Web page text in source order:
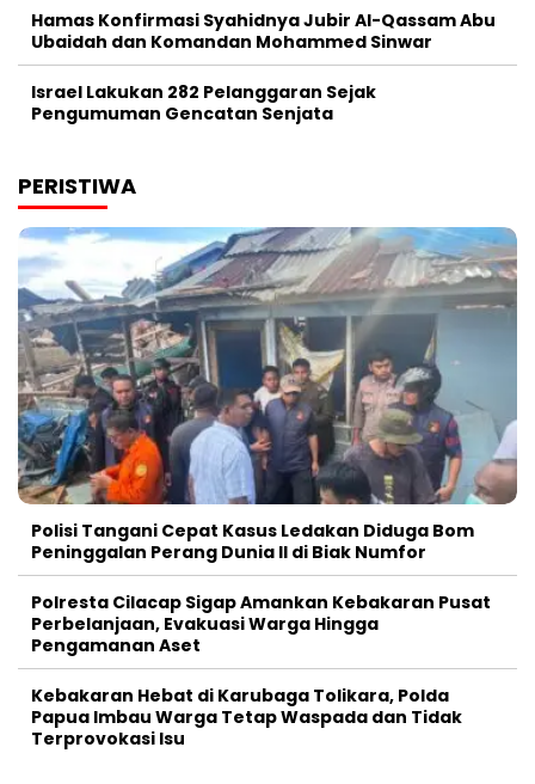
Hamas Konfirmasi Syahidnya Jubir Al-Qassam Abu
Ubaidah dan Komandan Mohammed Sinwar
Israel Lakukan 282 Pelanggaran Sejak
Pengumuman Gencatan Senjata
PERISTIWA
Polisi Tangani Cepat Kasus Ledakan Diduga Bom
Peninggalan Perang Dunia II di Biak Numfor
Polresta Cilacap Sigap Amankan Kebakaran Pusat
Perbelanjaan, Evakuasi Warga Hingga
Pengamanan Aset
Kebakaran Hebat di Karubaga Tolikara, Polda
Papua Imbau Warga Tetap Waspada dan Tidak
Terprovokasi Isu